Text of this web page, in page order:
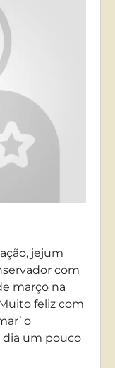
jejum
com
março na
feliz com
o
dia um pouco